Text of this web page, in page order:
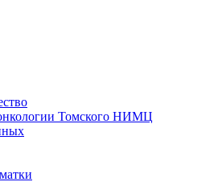
Томского НИМЦ